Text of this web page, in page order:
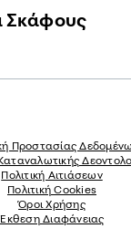
Σκάφους
Προστασίας
Πολιτική Αιτιάσεων
Πολιτική Cookies
Όροι Χρήσης
Έκθεση Διαφάνειας